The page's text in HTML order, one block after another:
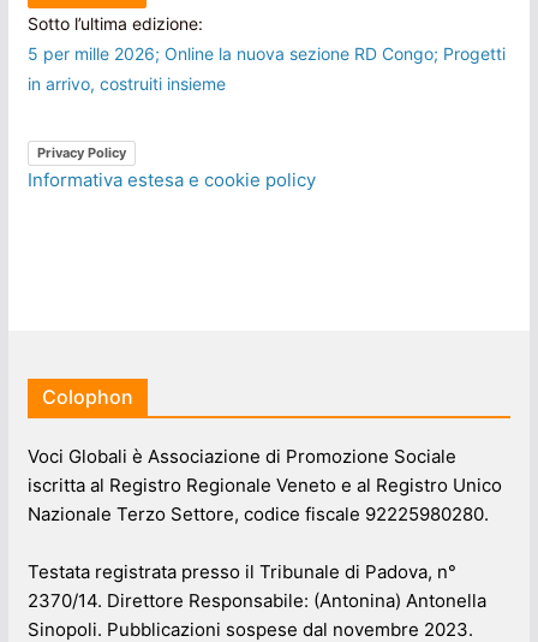
Sotto l’ultima edizione:
5 per mille 2026; Online la nuova sezione RD Congo; Progetti
in arrivo, costruiti insieme
Privacy Policy
Informativa estesa e cookie policy
Colophon
Voci Globali è Associazione di Promozione Sociale
iscritta al Registro Regionale Veneto e al Registro Unico
Nazionale Terzo Settore, codice fiscale 92225980280.
Testata registrata presso il Tribunale di Padova, n°
2370/14. Direttore Responsabile: (Antonina) Antonella
Sinopoli. Pubblicazioni sospese dal novembre 2023.